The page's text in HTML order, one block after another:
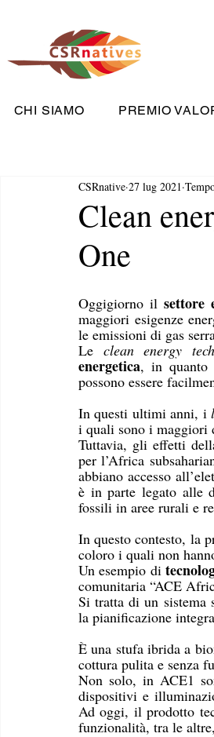
CHI SIAMO PREMIO
Clean
One
CSRnative 27 lug 2021
Oggigiorno il settore
maggiori esigenze
le emissioni di gas
Le clean energy
energetica, in quanto
possono essere
In questi ultimi anni, i
i quali sono i maggiori
Tuttavia, gli effetti
per l’Africa
abbiano accesso
è in parte legato alle
fossili in aree rurali e
In questo contesto, la
coloro i quali non
Un esempio di
comunitaria “ACE
Si tratta di un sistema
la pianificazione
È una stufa ibrida a
cottura pulita e senza
Non solo, in ACE1
dispositivi e
Ad oggi, il prodotto
funzionalità, tra le